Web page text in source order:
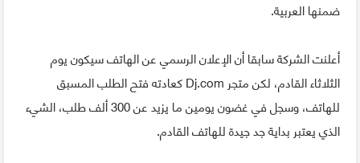
ضمنها العربية.
أعلنت الشركة سابقا أن الإعلان الرسمي عن الهاتف سيكون يوم
الثلاثاء القادم، لكن متجر Dj.com كعادته فتح الطلب المسبق
للهاتف، وسجل في غضون يومين ما يزيد عن 300 ألف طلب، الشيء
الذي يعتبر بداية جد جيدة للهاتف القادم.